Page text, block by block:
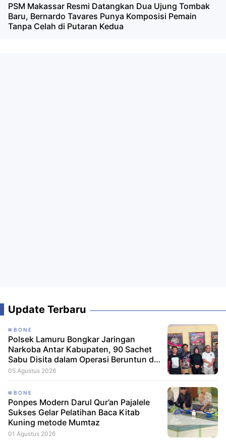
PSM Makassar Resmi Datangkan Dua Ujung Tombak
Baru, Bernardo Tavares Punya Komposisi Pemain
Tanpa Celah di Putaran Kedua
Update Terbaru
BONE
Polsek Lamuru Bongkar Jaringan
Narkoba Antar Kabupaten, 90 Sachet
Sabu Disita dalam Operasi Beruntun di
Bone dan Soppeng
05 Agustus 2026
BONE
Ponpes Modern Darul Qur’an Pajalele
Sukses Gelar Pelatihan Baca Kitab
Kuning metode Mumtaz
01 Agustus 2026